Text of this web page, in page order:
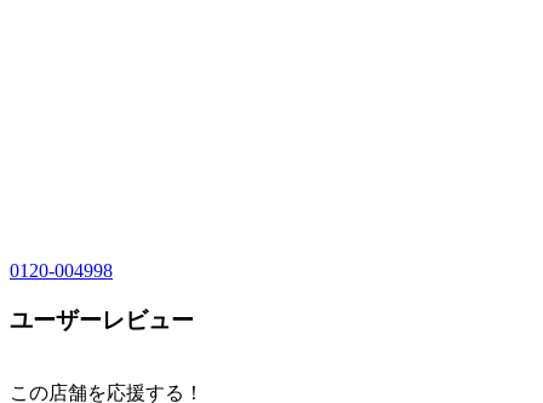
0120-004998
ユーザーレビュー
この店舗を応援する！